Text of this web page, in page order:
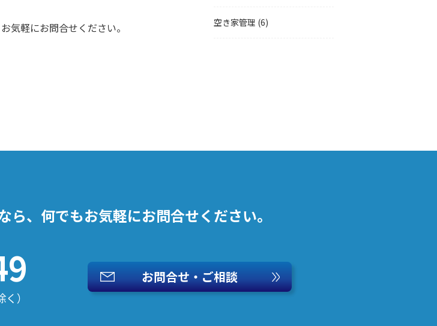
気軽にお問合せください。
空き家管理 (6)
ら、 何でもお気軽にお問合せください。
）
お問合せ・ご相談